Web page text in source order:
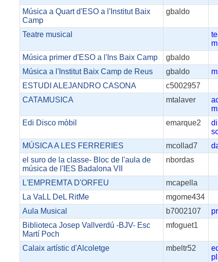
Música a Quart d'ESO a l'Institut Baix
Camp
gbaldo
Teatre musical
Música primer d'ESO a l'Ins Baix Camp
gbaldo
Música a l'Institut Baix Camp de Reus
gbaldo
ESTUDI ALEJANDRO CASONA
c5002957
CATAMUSICA
mtalaver
Edi Disco mòbil
emarque2
MÚSICA A LES FERRERIES
mcollad7
el suro de la classe- Bloc de l'aula de
música de l'IES Badalona VII
nbordas
L'EMPREMTA D'ORFEU
mcapella
La VaLL DeL RitMe
mgome434
Aula Musical
b7002107
Biblioteca Josep Vallverdú -BJV- Esc
Martí Poch
mfoguet1
Calaix artístic d'Alcoletge mbeltr52